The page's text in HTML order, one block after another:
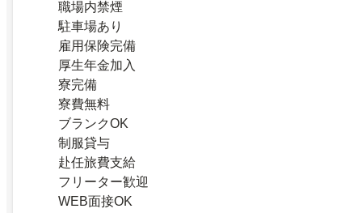
職場内禁煙
駐車場あり
雇用保険完備
厚生年金加入
寮完備
寮費無料
ブランクOK
制服貸与
赴任旅費支給
フリーター歓迎
WEB面接OK